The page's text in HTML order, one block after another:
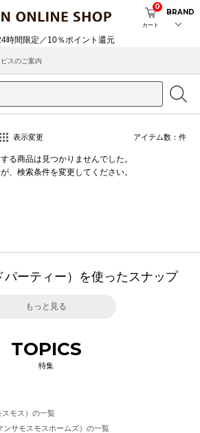
カート
0
BRAND
イトメンテナンス実施のお知らせ
スのご案内
表示変更 アイテム数： 件
る商品は見つかりませんでした。
、検索条件を変更してください。
パーティー）を使ったスナップ
もっと見る
TOPICS
特集
モス）の一覧
ンサモスモスホームズ）の一覧